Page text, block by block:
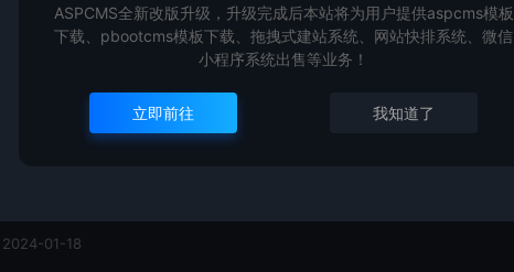
ASPCMS知识
yuanmeng 3,586
ASPCMS知识
2024-01-18
ASPCMS全新改版升级，升级完成后本站将为用户提供aspcms模板
下载、pbootcms模板下载、拖拽式建站系统、网站快排系统、微信
小程序系统出售等业务！
立即前往 我知道了